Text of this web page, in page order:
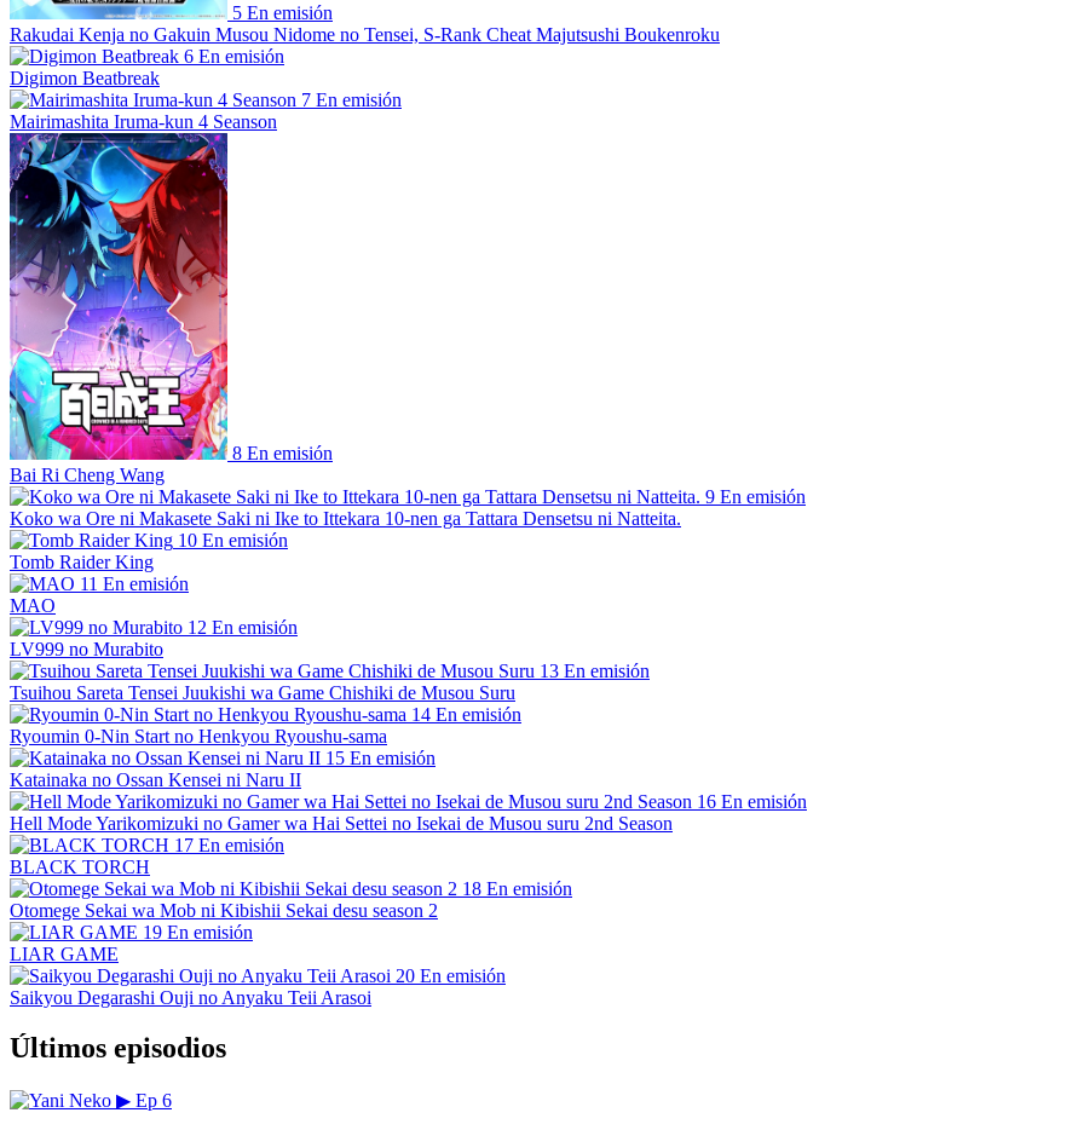
5 En emisión
Rakudai Kenja no Gakuin Musou Nidome no Tensei, S-Rank Cheat Majutsushi Boukenroku
6 En emisión
Digimon Beatbreak
7 En emisión
Mairimashita Iruma-kun 4 Seanson
8 En emisión
Bai Ri Cheng Wang
9 En emisión
Koko wa Ore ni Makasete Saki ni Ike to Ittekara 10-nen ga Tattara Densetsu ni Natteita.
10 En emisión
Tomb Raider King
11 En emisión
MAO
12 En emisión
LV999 no Murabito
13 En emisión
Tsuihou Sareta Tensei Juukishi wa Game Chishiki de Musou Suru
14 En emisión
Ryoumin 0-Nin Start no Henkyou Ryoushu-sama
15 En emisión
Katainaka no Ossan Kensei ni Naru II
16 En emisión
Hell Mode Yarikomizuki no Gamer wa Hai Settei no Isekai de Musou suru 2nd Season
17 En emisión
BLACK TORCH
18 En emisión
Otomege Sekai wa Mob ni Kibishii Sekai desu season 2
19 En emisión
LIAR GAME
20 En emisión
Saikyou Degarashi Ouji no Anyaku Teii Arasoi
Últimos episodios
▶ Ep 6